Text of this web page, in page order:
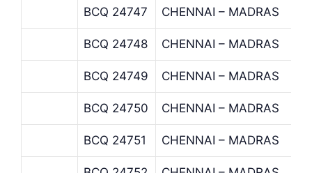
BCQ 24747 CHENNAI – MADRAS
BCQ 24748 CHENNAI – MADRAS
BCQ 24749 CHENNAI – MADRAS
BCQ 24750 CHENNAI – MADRAS
BCQ 24751 CHENNAI – MADRAS